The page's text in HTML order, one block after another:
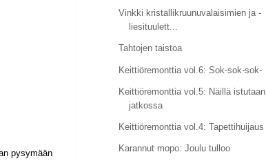
pysymään
Vinkki kristallikruunuvalaisimien ja -
liesituulett...
Tahtojen taistoa
Keittiöremonttia vol.6: Sok-sok-sok-
Keittiöremonttia vol.5: Näillä istutaan
jatkossa
Keittiöremonttia vol.4: Tapettihuijaus
Karannut mopo: Joulu tulloo